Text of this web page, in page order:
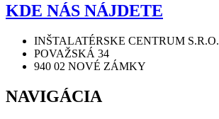
KDE NÁS NÁJDETE
INŠTALATÉRSKE CENTRUM S.R.O.
POVAŽSKÁ 34
940 02 NOVÉ ZÁMKY
NAVIGÁCIA